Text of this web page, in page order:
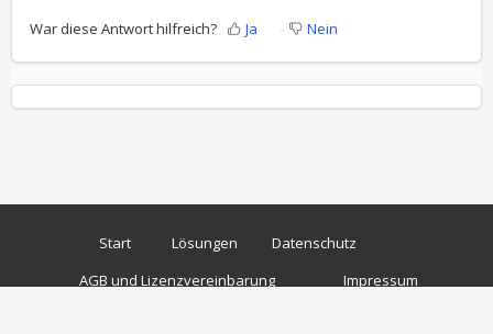
War diese Antwort hilfreich? Ja Nein
Start Lösungen
Datenschutz
AGB und Lizenzvereinbarung
Impressum